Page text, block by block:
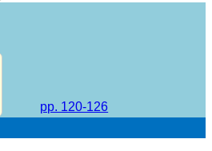
pp. 120-126